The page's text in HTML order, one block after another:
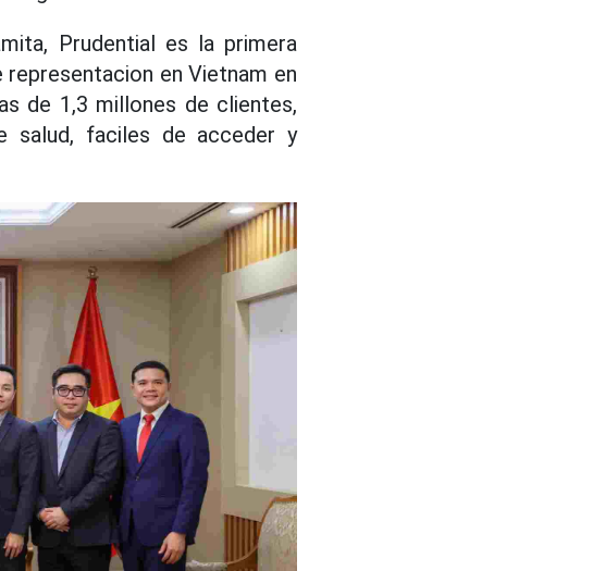
Prudential es la primera
en Vietnam en
de 1,3 millones de clientes,
salud, faciles de acceder y